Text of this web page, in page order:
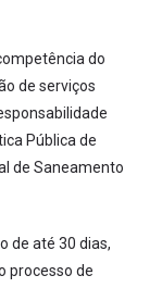
do
de serviços
Pública de
de Saneamento
de até 30 dias,
processo de